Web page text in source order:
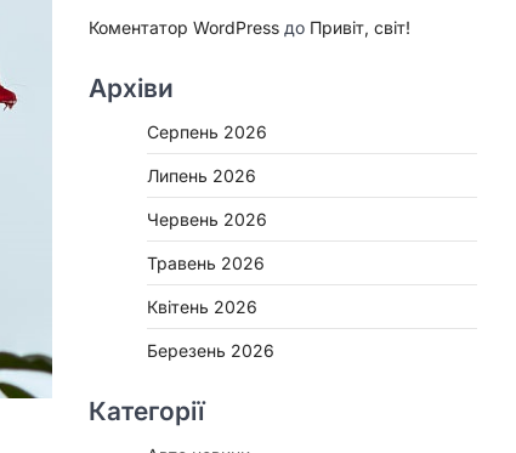
Коментатор WordPress до Привіт, світ!
Архіви
Серпень 2026
Липень 2026
Червень 2026
Травень 2026
Квітень 2026
Березень 2026
Категорії